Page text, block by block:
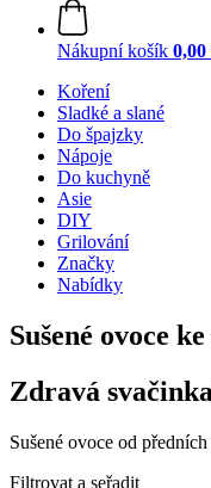
Nákupní košík
Koření
Sladké a slané
Do špajzky
Nápoje
Do kuchyně
Asie
DIY
Grilování
Značky
Nabídky
Sušené ovoce
Zdravá
Sušené ovoce od
Filtrovat a seřadit